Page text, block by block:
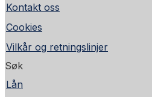
Kontakt oss
Cookies
Vilkår og retningslinjer
Søk
Lån